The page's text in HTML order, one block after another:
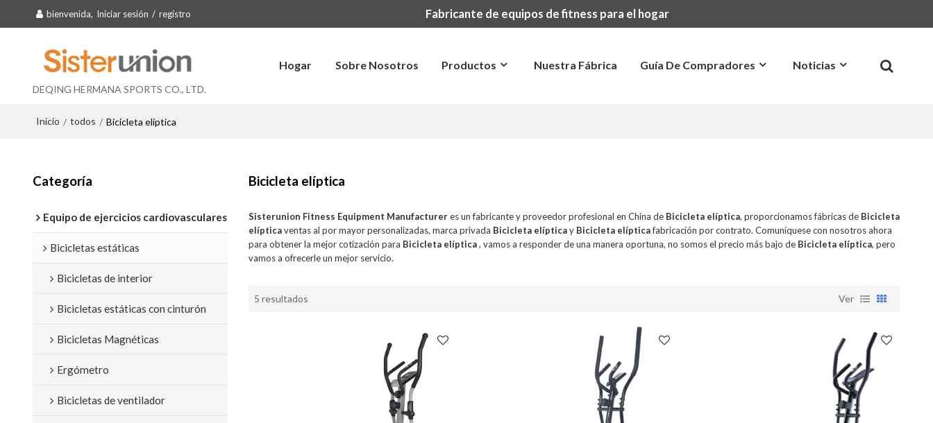
bienvenida, Iniciar sesión / registro Fabricante de equipos de fitness para el hogar
DEQING HERMANA SPORTS CO., LTD.
Hogar Sobre Nosotros Productos Nuestra Fábrica Guía De Compradores Noticias
Inicio / todos / Bicicleta elíptica
Categoría
Equipo de ejercicios cardiovasculares
Bicicletas estáticas
Bicicletas de interior
Bicicletas estáticas con cinturón
Bicicletas Magnéticas
Ergómetro
Bicicletas de ventilador
Bicicleta elíptica
Sisterunion Fitness Equipment Manufactureres un fabricante y proveedor profesional en China de Bicicleta elíptica, proporcionamos fábricas de Bicicleta
elípticaventas al por mayor personalizadas, marca privada Bicicleta elípticay Bicicleta elípticafabricación por contrato. Comuníquese con nosotros ahora
para obtener la mejor cotización para Bicicleta elíptica, vamos a responder de una manera oportuna, no somos el precio más bajo de Bicicleta elíptica, pero
vamos a ofrecerle un mejor servicio.
5 resultados Ver